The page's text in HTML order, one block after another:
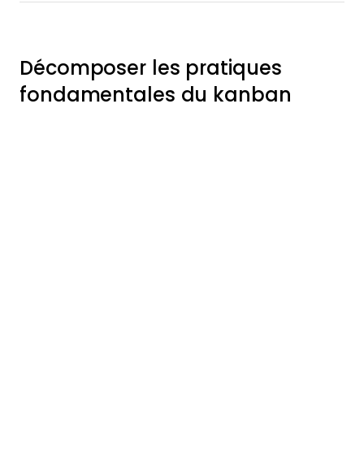
Décomposer les pratiques
fondamentales du kanban